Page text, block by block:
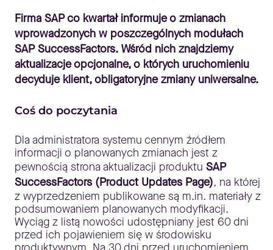
Firma SAP co kwartał informuje o zmianach
wprowadzonych w poszczególnych modułach
SAP SuccessFactors. Wśród nich znajdziemy
aktualizacje opcjonalne, o których uruchomieniu
decyduje klient, obligatoryjne zmiany uniwersalne.
Coś do poczytania
Dla administratora systemu cennym źródłem
informacji o planowanych zmianach jest z
pewnością strona aktualizacji produktu SAP
SuccessFactors (Product Updates Page), na której
z wyprzedzeniem publikowane są m.in. materiały z
podsumowaniem planowanych modyfikacji.
Wyciąg z listą nowości udostępniany jest 60 dni
przed ich pojawieniem się w środowisku